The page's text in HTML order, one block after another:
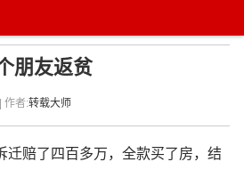
朋友返贫
| 作者:转载大师
迁赔了四百多万，全款买了房，结